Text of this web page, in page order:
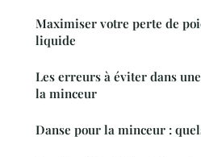
Maximiser votre perte de
liquide
Les erreurs à éviter dans
la minceur
Danse pour la minceur :